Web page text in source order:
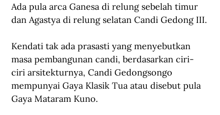
Ada pula arca Ganesa di relung sebelah timur
dan Agastya di relung selatan Candi Gedong III.
Kendati tak ada prasasti yang menyebutkan
masa pembangunan candi, berdasarkan ciri-
ciri arsitekturnya, Candi Gedongsongo
mempunyai Gaya Klasik Tua atau disebut pula
Gaya Mataram Kuno.